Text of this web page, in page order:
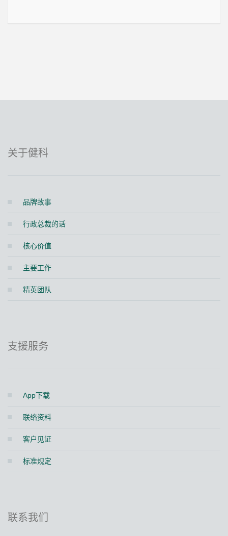
关于健科
品牌故事
行政总裁的话
核心价值
主要工作
精英团队
支援服务
App下载
联络资料
客户见证
标准规定
联系我们